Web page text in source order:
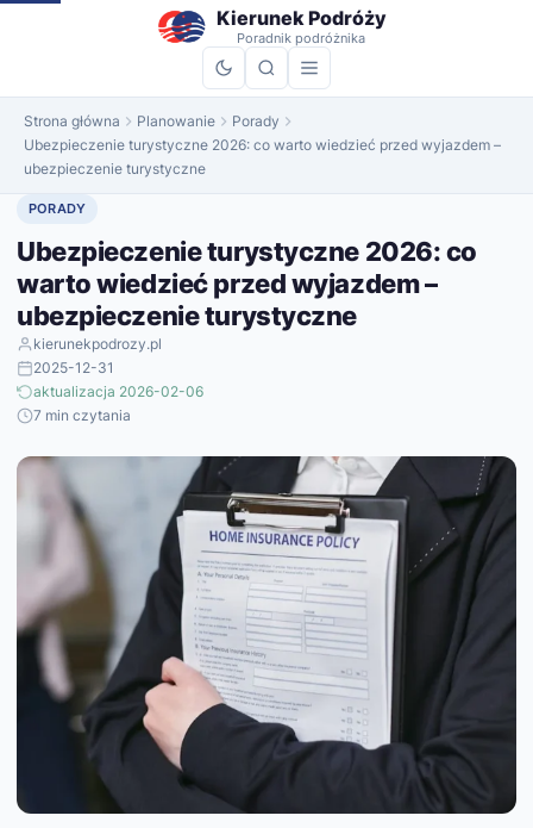
do
Kierunek Podróży
Poradnik podróżnika
Strona główna Planowanie
Porady
Ubezpieczenie turystyczne 2026: co warto wiedzieć przed wyjazdem –
ubezpieczenie turystyczne
PORADY
Ubezpieczenie turystyczne 2026: co
warto wiedzieć przed wyjazdem –
ubezpieczenie turystyczne
kierunekpodrozy.pl
2025-12-31
aktualizacja 2026-02-06
7 min czytania